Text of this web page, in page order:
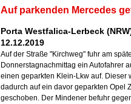
Auf parkenden Mercedes
Porta Westfalica-Lerbeck
12.12.2019
Auf der Straße "Kirchweg" fuhr am
Donnerstagnachmittag ein Autofahrer
einen geparkten Klein-Lkw auf. Dieser
dadurch auf ein davor geparkten Opel
geschoben. Der Mindener befuhr